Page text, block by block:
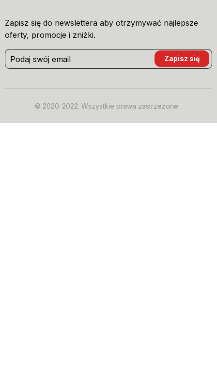
Zapisz się do newslettera aby otrzymywać najlepsze
oferty, promocje i zniżki.
© 2020-2022. Wszystkie prawa zastrzeżone